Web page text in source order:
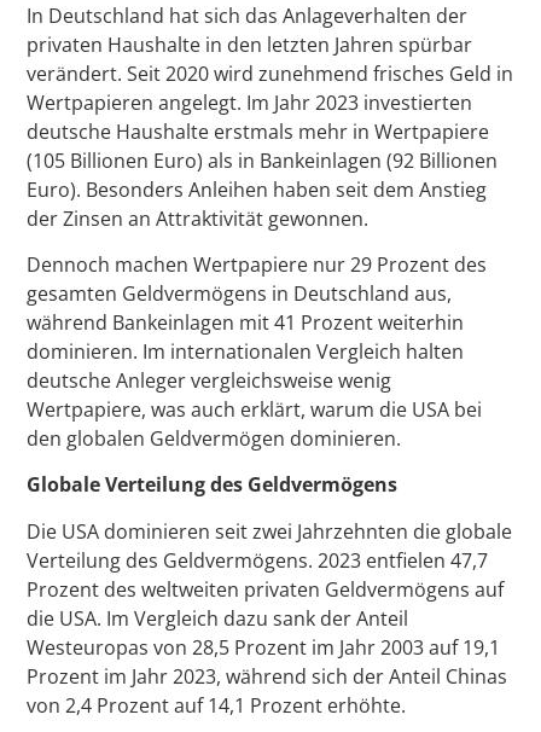
In Deutschland hat sich das Anlageverhalten der
privaten Haushalte in den letzten Jahren spürbar
verändert. Seit 2020 wird zunehmend frisches Geld in
Wertpapieren angelegt. Im Jahr 2023 investierten
deutsche Haushalte erstmals mehr in Wertpapiere
(105 Billionen Euro) als in Bankeinlagen (92 Billionen
Euro). Besonders Anleihen haben seit dem Anstieg
der Zinsen an Attraktivität gewonnen.
Dennoch machen Wertpapiere nur 29 Prozent des
gesamten Geldvermögens in Deutschland aus,
während Bankeinlagen mit 41 Prozent weiterhin
dominieren. Im internationalen Vergleich halten
deutsche Anleger vergleichsweise wenig
Wertpapiere, was auch erklärt, warum die USA bei
den globalen Geldvermögen dominieren.
Globale Verteilung des Geldvermögens
Die USA dominieren seit zwei Jahrzehnten die globale
Verteilung des Geldvermögens. 2023 entfielen 47,7
Prozent des weltweiten privaten Geldvermögens auf
die USA. Im Vergleich dazu sank der Anteil
Westeuropas von 28,5 Prozent im Jahr 2003 auf 19,1
Prozent im Jahr 2023, während sich der Anteil Chinas
von 2,4 Prozent auf 14,1 Prozent erhöhte.